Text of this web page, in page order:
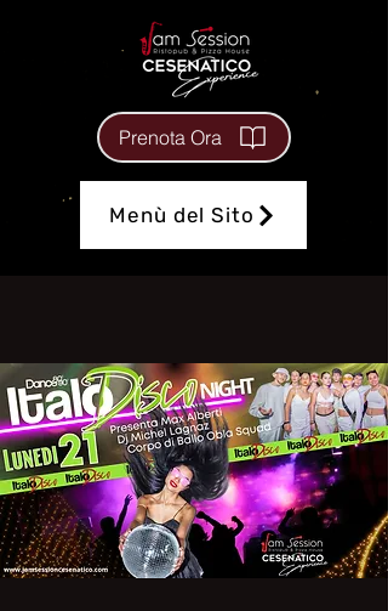
Menù del Sito
Prenota Ora